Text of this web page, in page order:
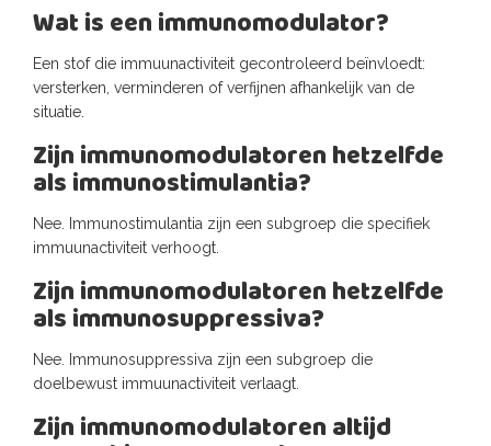
Wat is een immunomodulator?
Een stof die immuunactiviteit gecontroleerd beïnvloedt:
versterken, verminderen of verfijnen afhankelijk van de
situatie.
Zijn immunomodulatoren hetzelfde
als immunostimulantia?
Nee. Immunostimulantia zijn een subgroep die specifiek
immuunactiviteit verhoogt.
Zijn immunomodulatoren hetzelfde
als immunosuppressiva?
Nee. Immunosuppressiva zijn een subgroep die
doelbewust immuunactiviteit verlaagt.
Zijn immunomodulatoren altijd